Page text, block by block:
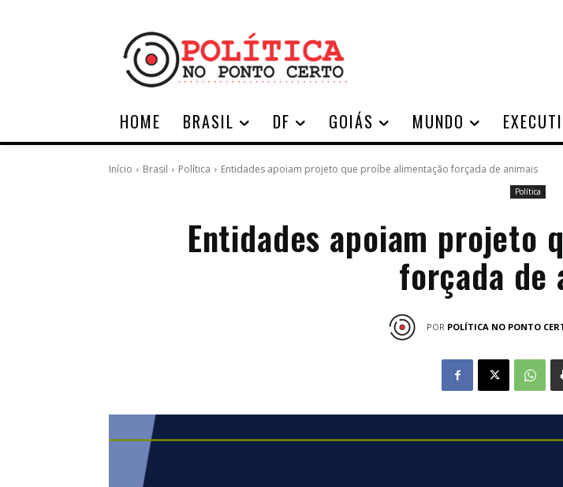
HOME BRASIL DF GOIÁS MUNDO
Início Brasil Política Entidades apoiam projeto que proíbe alimentação forçada de animais
Política
Entidades apoiam projeto
forçada de
POR POLÍTICA NO PONTO